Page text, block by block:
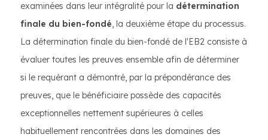
examinées dans leur intégralité pour la détermination
finale du bien-fondé, la deuxième étape du processus.
La détermination finale du bien-fondé de l'EB2 consiste à
évaluer toutes les preuves ensemble afin de déterminer
si le requérant a démontré, par la prépondérance des
preuves, que le bénéficiaire possède des capacités
exceptionnelles nettement supérieures à celles
habituellement rencontrées dans les domaines des